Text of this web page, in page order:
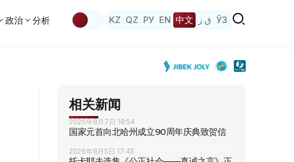
政治 分析 KZ QZ РУ EN 中文 ق ز ЎЗ
相关新闻
2026年8月7日 18:54
国家元首向北哈州成立90周年庆典致贺信
2026年8月5日 17:45